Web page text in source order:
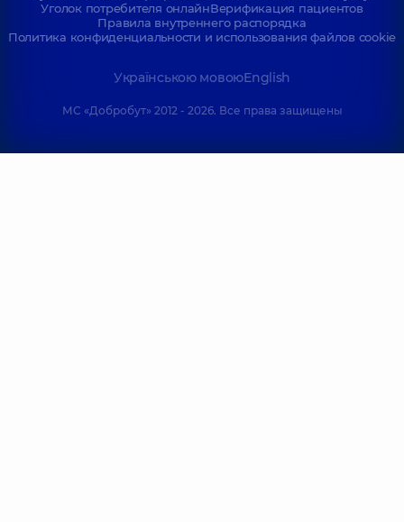
Уголок потребителя онлайнВерификация пациентов
Правила внутреннего распорядка
Политика конфиденциальности и использования файлов cookie
Українською мовоюEnglish
МС «Добробут» 2012 - 2026. Все права защищены